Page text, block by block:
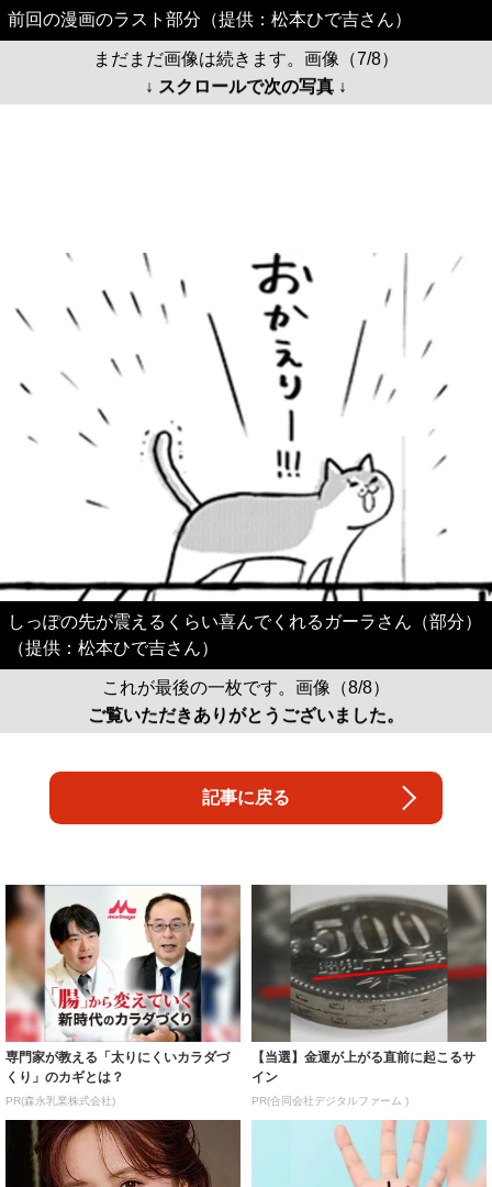
前回の漫画のラスト部分（提供：松本ひで吉さん）
まだまだ画像は続きます。画像（7/8）
↓ スクロールで次の写真 ↓
しっぽの先が震えるくらい喜んでくれるガーラさん（部分）
（提供：松本ひで吉さん）
これが最後の一枚です。画像（8/8）
ご覧いただきありがとうございました。
記事に戻る
専門家が教える「太りにくいカラダづ
くり」のカギとは？
PR(森永乳業株式会社)
【当選】金運が上がる直前に起こるサ
イン
PR(合同会社デジタルファーム )